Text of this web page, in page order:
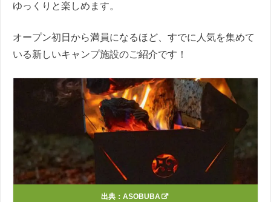
ゆっくりと楽しめます。
オープン初日から満員になるほど、すでに人気を集めて
いる新しいキャンプ施設のご紹介です！
出典： ASOBUBA